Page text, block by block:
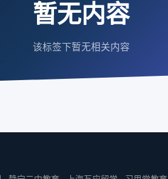
暂无内容
该标签下暂无相关内容